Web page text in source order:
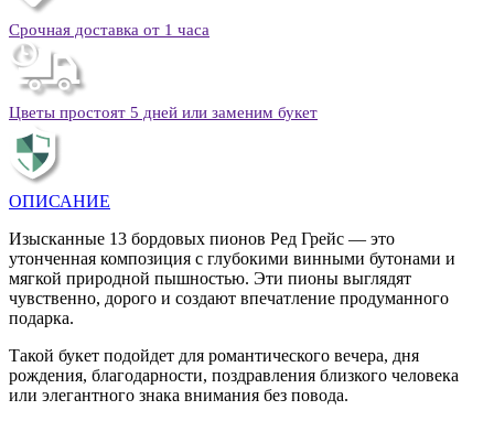
Срочная доставка от 1 часа
Цветы простоят 5 дней или заменим букет
ОПИСАНИЕ
Изысканные 13 бордовых пионов Ред Грейс — это
утонченная композиция с глубокими винными бутонами и
мягкой природной пышностью. Эти пионы выглядят
чувственно, дорого и создают впечатление продуманного
подарка.
Такой букет подойдет для романтического вечера, дня
рождения, благодарности, поздравления близкого человека
или элегантного знака внимания без повода.